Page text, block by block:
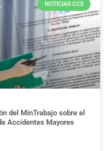
NOTICIAS CCS
del MinTrabajo sobre el
Accidentes Mayores